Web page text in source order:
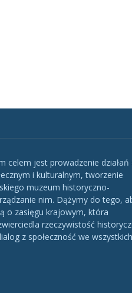
celem jest prowadzenie działań
i kulturalnym, tworzenie
muzeum historyczno-
nim. Dążymy do tego,
o zasięgu krajowym, która
rzeczywistość
z społeczność we wszystkich